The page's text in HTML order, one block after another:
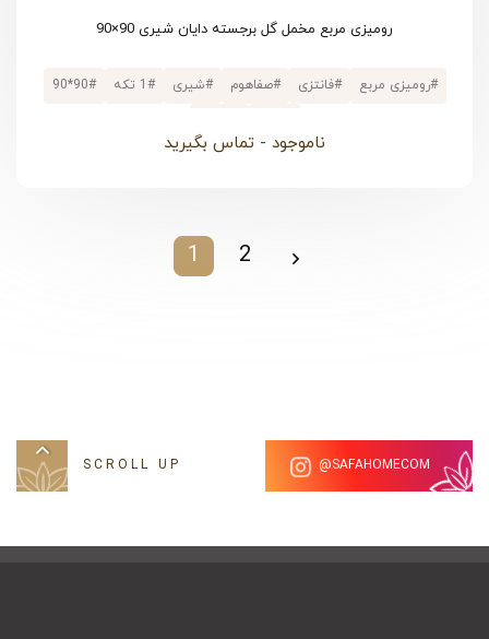
رومیزی مربع مخمل گل برجسته دایان شیری 90×90
#رومیزی مربع #فانتزی #صفاهوم #شیری #1 تکه #
90*90
ناموجود - تماس بگیرید
1 2
SAFAHOMECOM@
SCROLL UP